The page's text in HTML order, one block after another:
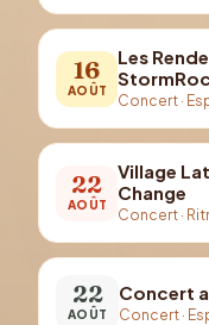
16
AOÛT
Les
Concert ·
22
AOÛT
Village
Change
Concert ·
22
AOÛT
Concert
Concert ·